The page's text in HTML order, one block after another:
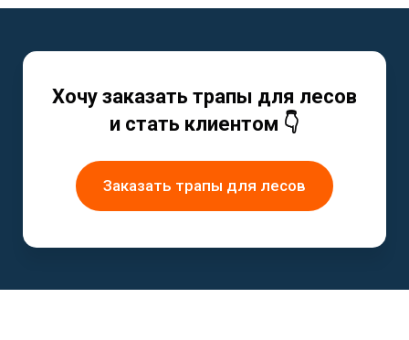
Хочу заказать трапы для лесов
и стать клиентом 👇
Заказать трапы для лесов